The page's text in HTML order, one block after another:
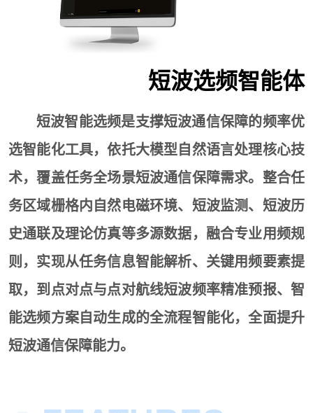
短波选频智能体
短波智能选频是支撑短波通信保障的频率优
选智能化工具，依托大模型自然语言处理核心技
术，覆盖任务全场景短波通信保障需求。整合任
务区域栅格内自然电磁环境、短波监测、短波历
史通联及理论仿真等多源数据，融合专业用频规
则，实现从任务信息智能解析、关键用频要素提
取，到点对点与点对航线短波频率精准预报、智
能选频方案自动生成的全流程智能化，全面提升
短波通信保障能力。